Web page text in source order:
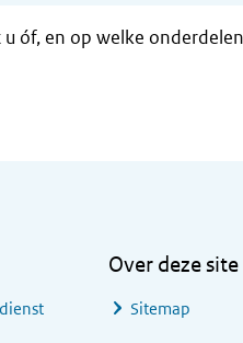
óf, en op welke
Over deze site
Sitemap